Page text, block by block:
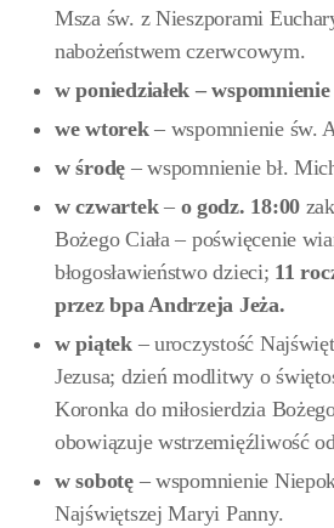
Msza św. z Nieszporami
nabożeństwem czerwcowym.
w poniedziałek –
we wtorek– wspomnienie św.
w środę – wspomnienie bł.
w czwartek– o godz. 18:00
Bożego Ciała – poświęcenie
błogosławieństwo dzieci; 11
przez bpa Andrzeja Jeża.
w piątek– uroczystość
Jezusa; dzień modlitwy o
Koronka do miłosierdzia
obowiązuje wstrzemięźliwość
w sobotę– wspomnienie
Najświętszej Maryi Panny.